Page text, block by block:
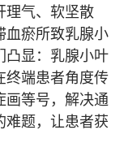
理气、软坚散
血瘀所致乳腺小
凸显：乳腺小叶
终端患者角度传
画等号，解决通
难题，让患者获